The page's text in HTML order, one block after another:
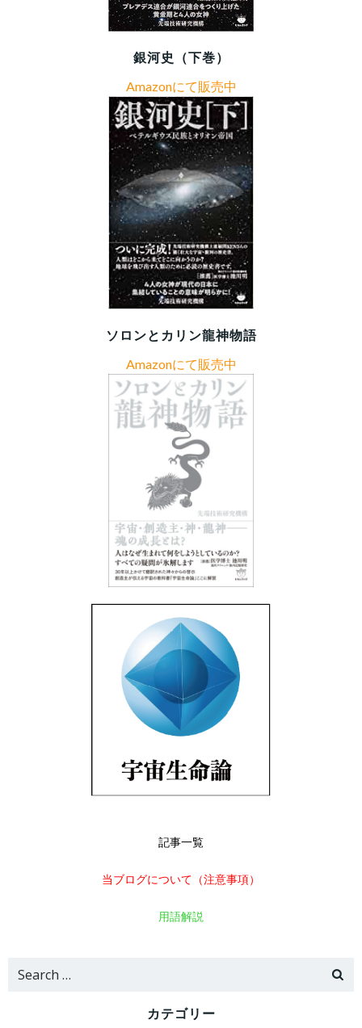
銀河史（下巻）
Amazonにて販売中
ソロンとカリン龍神物語
Amazonにて販売中
記事一覧
当ブログについて（注意事項）
用語解説
Search
カテゴリー